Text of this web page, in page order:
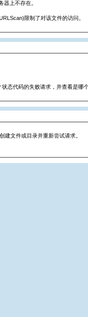
器上不存在。
限制了对该文件的访问。
态代码的失败请求，并查看是哪
建文件或目录并重新尝试请求。